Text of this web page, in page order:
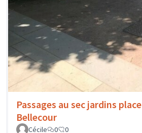
Passages au sec jardins place
Bellecour
Cécile
0 0